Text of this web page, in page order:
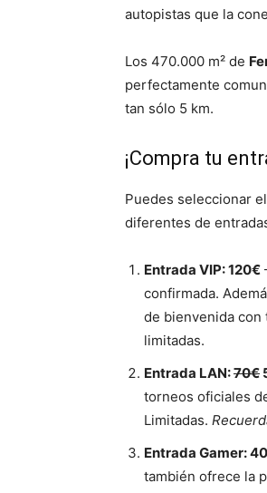
autopistas que la
Los 470.000 m² de
perfectamente
tan sólo 5 km.
¡Compra tu
Puedes seleccionar
diferentes de
Entrada VIP: 120€
confirmada.
de bienvenida con
limitadas.
Entrada LAN:70€
torneos oficiales
Limitadas.
Entrada Gamer:
también ofrece la